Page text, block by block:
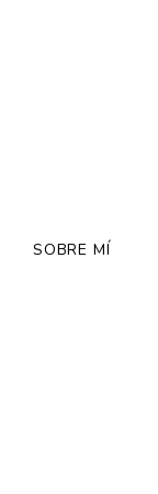
SOBRE MÍ